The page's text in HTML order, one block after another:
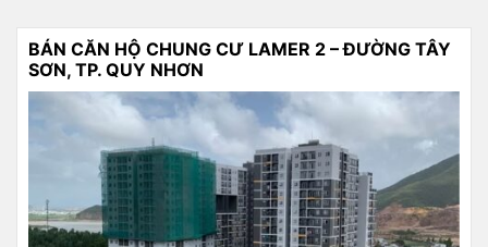
BÁN CĂN HỘ CHUNG CƯ LAMER 2 – ĐƯỜNG TÂY
SƠN, TP. QUY NHƠN